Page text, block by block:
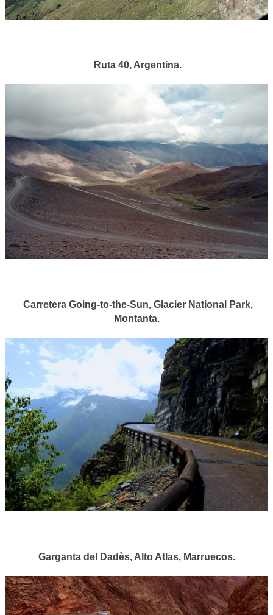
Ruta 40, Argentina.
Carretera Going-to-the-Sun, Glacier National Park,
Montanta.
Garganta del Dadès, Alto Atlas, Marruecos.